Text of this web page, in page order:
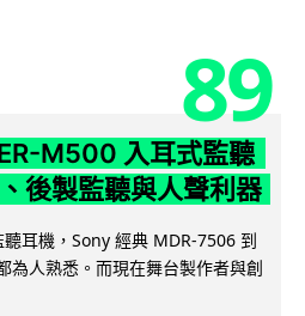
89
M500 入耳式監聽
後製監聽與人聲利器
耳機，Sony 經典 MDR-7506 到
為人熟悉。而現在舞台製作者與創